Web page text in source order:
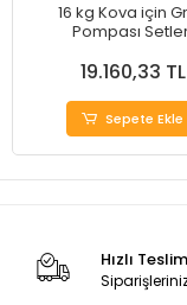
16 kg Kova için
Pompası
19.160,33 TL
Sepete Ekle
Hızlı